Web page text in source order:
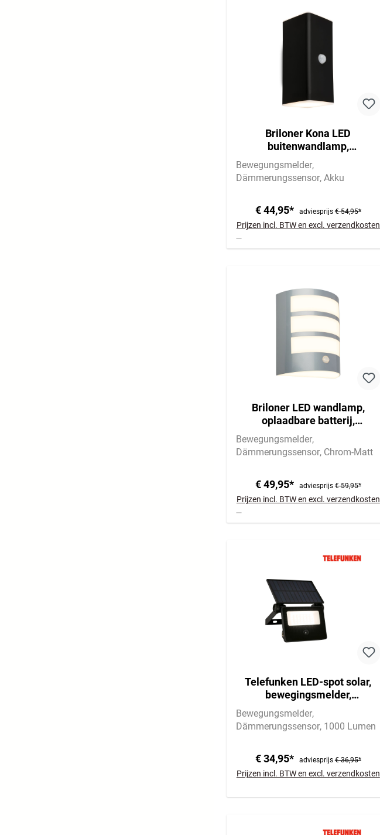
Briloner Kona LED
buitenwandlamp,
bewegingsmelder,
schemersensor, oplaadbare
batterij
Bewegungsmelder
Dämmerungssensor Akku
€ 44,95* adviesprijs€ 54,95*
Prijzen incl. BTW en excl. verzendkosten
Briloner LED wandlamp,
oplaadbare batterij,
bewegingsmelder,
schemersensor
Bewegungsmelder
Dämmerungssensor Chrom-Matt
€ 49,95* adviesprijs€ 59,95*
Prijzen incl. BTW en excl. verzendkosten
Telefunken LED-spot solar,
bewegingsmelder,
schemersensor
Bewegungsmelder
Dämmerungssensor 1000 Lumen
€ 34,95* adviesprijs€ 36,95*
Prijzen incl. BTW en excl. verzendkosten